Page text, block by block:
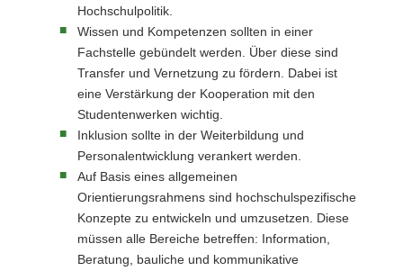
Hochschulpolitik.
Wissen und Kompetenzen sollten in einer
Fachstelle gebündelt werden. Über diese sind
Transfer und Vernetzung zu fördern. Dabei ist
eine Verstärkung der Kooperation mit den
Studentenwerken wichtig.
Inklusion sollte in der Weiterbildung und
Personalentwicklung verankert werden.
Auf Basis eines allgemeinen
Orientierungsrahmens sind hochschulspezifische
Konzepte zu entwickeln und umzusetzen. Diese
müssen alle Bereiche betreffen: Information,
Beratung, bauliche und kommunikative